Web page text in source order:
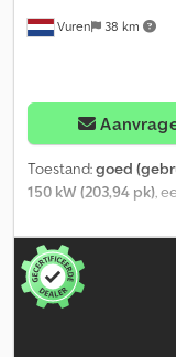
Vuren 38 km
Toestand:goed
150 kW (203,94 pk),
wielbasis:3.430 mm,
bestuurderscabine:
automatisch
breedte: